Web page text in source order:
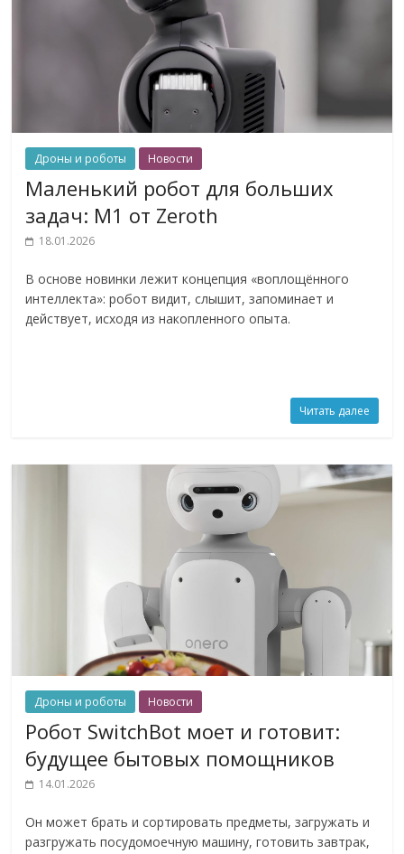
Дроны и роботы Новости
Маленький робот для больших
задач: M1 от Zeroth
18.01.2026
В основе новинки лежит концепция «воплощённого
интеллекта»: робот видит, слышит, запоминает и
действует, исходя из накопленного опыта.
Читать далее
Дроны и роботы Новости
Робот SwitchBot моет и готовит:
будущее бытовых помощников
14.01.2026
Он может брать и сортировать предметы, загружать и
разгружать посудомоечную машину, готовить завтрак,